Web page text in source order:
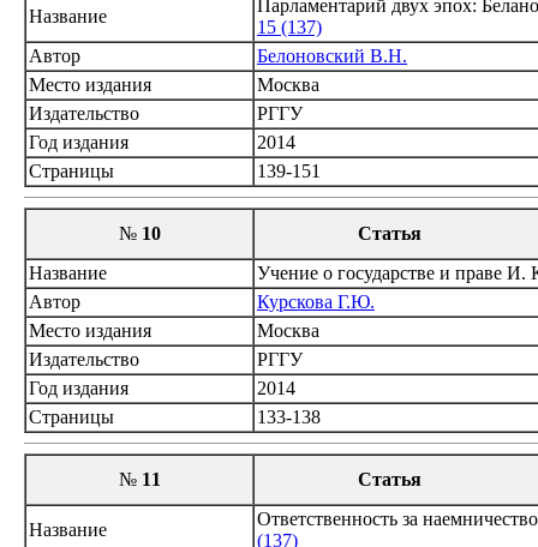
Название
Парламентарий двух эпох:
15 (137)
Автор
Белоновский В.Н.
Место издания
Москва
Издательство
РГГУ
Год издания
2014
Страницы
139-151
№ 10
Статья
Название
Учение о государстве и праве И.
Автор
Курскова Г.Ю.
Место издания
Москва
Издательство
РГГУ
Год издания
2014
Страницы
133-138
№ 11 Статья
Название
Ответственность за
(137)